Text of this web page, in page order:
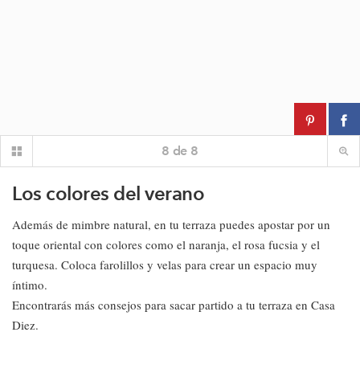
8 de 8
Los colores del verano
Además de mimbre natural, en tu terraza puedes apostar por un
toque oriental con colores como el naranja, el rosa fucsia y el
turquesa. Coloca farolillos y velas para crear un espacio muy
íntimo.
Encontrarás más consejos para sacar partido a tu terraza en Casa
Diez.